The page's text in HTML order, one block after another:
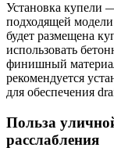
Установка купели
подходящей
будет размещена
использовать
финишный
рекомендуется
для обеспечения
Польза
расслабления